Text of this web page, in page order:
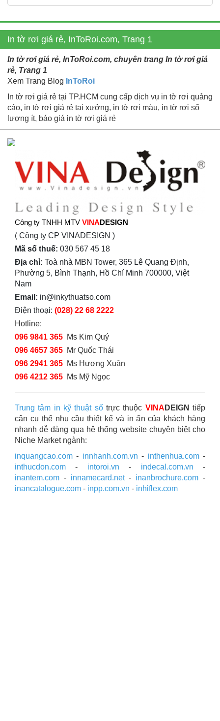
In tờ rơi giá rẻ, InToRoi.com, Trang 1
In tờ rơi giá rẻ, InToRoi.com, chuyên trang In tờ rơi giá
rẻ, Trang 1
Xem Trang Blog InToRoi
In tờ rơi giá rẻ tại TP.HCM cung cấp dịch vụ in tờ rơi quảng
cáo, in tờ rơi giá rẻ tại xưởng, in tờ rơi màu, in tờ rơi số
lượng ít, báo giá in tờ rơi giá rẻ
Công ty TNHH MTV VINADESIGN
( Công ty CP VINADESIGN )
Mã số thuế: 030 567 45 18
Địa chỉ: Toà nhà MBN Tower, 365 Lê Quang Định,
Phường 5, Bình Thạnh, Hồ Chí Minh 700000, Việt
Nam
Email: in@inkythuatso.com
Điện thoại: (028) 22 68 2222
Hotline:
096 9841 365 Ms Kim Quý
096 4657 365 Mr Quốc Thái
096 2941 365 Ms Hương Xuân
096 4212 365 Ms Mỹ Ngọc
Trung tâm in kỹ thuật sốtrực thuộc VINA DEIGN tiếp
cận cụ thể nhu cầu thiết kế và in ấn của khách hàng
nhanh dễ dàng qua hệ thống website chuyên biệt cho
Niche Market ngành:
inquangcao.com - innhanh.com.vn - inthenhua.com-
inthucdon.com - intoroi.vn - indecal.com.vn -
inantem.com - innamecard.net- inanbrochure.com -
inancatalogue.com - inpp.com.vn - inhiflex.com